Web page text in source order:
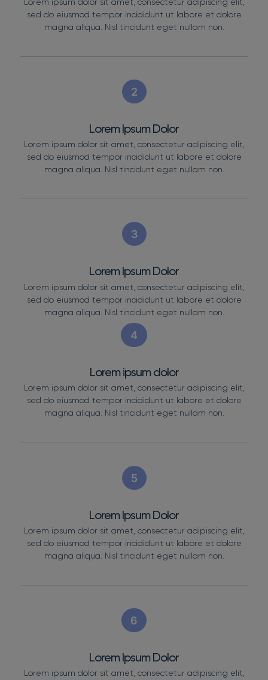
sed do eiusmod tempor incididunt ut labore et dolore
magna aliqua. Nisl tincidunt eget nullam non.
2
Lorem Ipsum Dolor
Lorem ipsum dolor sit amet, consectetur adipiscing elit,
sed do eiusmod tempor incididunt ut labore et dolore
magna aliqua. Nisl tincidunt eget nullam non.
3
Lorem Ipsum Dolor
Lorem ipsum dolor sit amet, consectetur adipiscing elit,
sed do eiusmod tempor incididunt ut labore et dolore
magna aliqua. Nisl tincidunt eget nullam non.
4
Lorem ipsum dolor
Lorem ipsum dolor sit amet, consectetur adipiscing elit,
sed do eiusmod tempor incididunt ut labore et dolore
magna aliqua. Nisl tincidunt eget nullam non.
5
Lorem Ipsum Dolor
Lorem ipsum dolor sit amet, consectetur adipiscing elit,
sed do eiusmod tempor incididunt ut labore et dolore
magna aliqua. Nisl tincidunt eget nullam non.
6
Lorem Ipsum Dolor
Lorem ipsum dolor sit amet, consectetur adipiscing elit,